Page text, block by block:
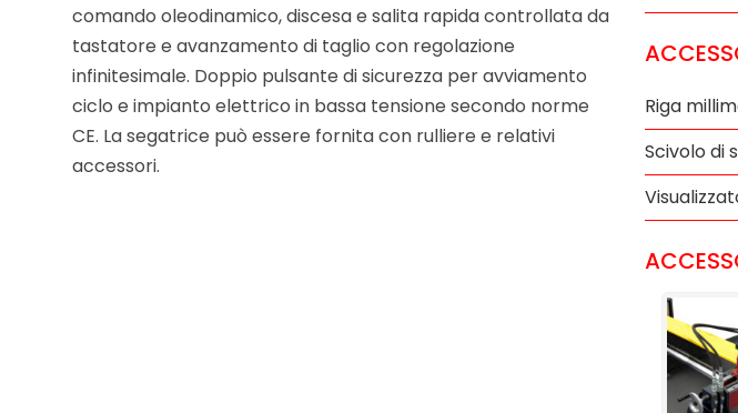
comando oleodinamico, discesa e salita rapida controllata da
tastatore e avanzamento di taglio con regolazione
infinitesimale. Doppio pulsante di sicurezza per avviamento
ciclo e impianto elettrico in bassa tensione secondo norme
CE. La segatrice può essere fornita con rulliere e relativi
accessori.
Riga
Scivolo di